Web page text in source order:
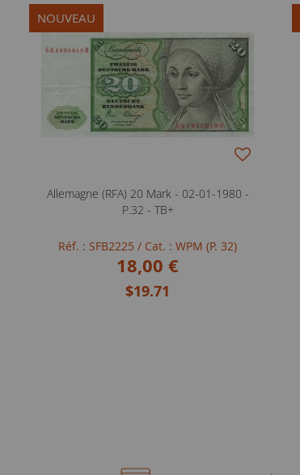
NOUVEAU
Allemagne (RFA) 20 Mark - 02-01-1980 -
P.32 - TB+
Réf. : SFB2225 / Cat. : WPM (P. 32)
18,00 €
$19.71